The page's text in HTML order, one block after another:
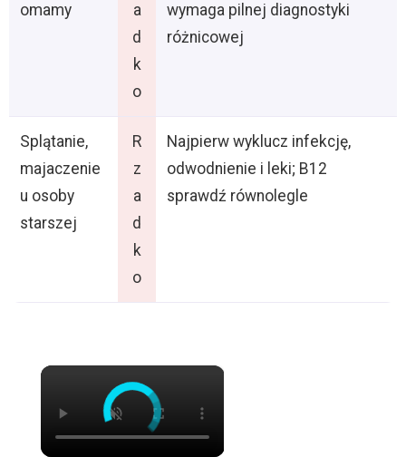
omamy
a
d
k
o
wymaga pilnej diagnostyki
różnicowej
Splątanie,
majaczenie
u osoby
starszej
R
z
a
d
k
o
Najpierw wyklucz infekcję,
odwodnienie i leki; B12
sprawdź równolegle
×